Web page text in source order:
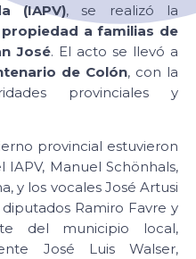
(IAPV), se realizó la
a familias de
José. El acto se llevó a
de Colón, con la
provinciales y
provincial estuvieron
Manuel Schönhals,
y los vocales José Artusi
Ramiro Favre y
del municipio local,
José Luis Walser,